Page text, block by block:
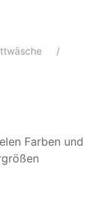
Farben und